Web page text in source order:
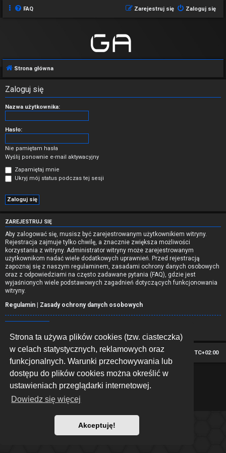
Strona ta używa plików cookies (tzw. ciasteczka)
w celach statystycznych, reklamowych oraz
funkcjonalnych. Warunki przechowywania lub
dostępu do plików cookies można określić w
ustawieniach przeglądarki internetowej.
Dowiedz się więcej
Akceptuję!
FAQ Zaloguj się
Zarejestruj się
Strona główna
Zaloguj się
Nazwa użytkownika:
Hasło:
Nie pamiętam hasła
Wyślij ponownie e-mail aktywacyjny
Zapamiętaj mnie
Ukryj mój status podczas tej sesji
ZAREJESTRUJ SIĘ
Aby zalogować się, musisz być zarejestrowanym użytkownikiem witryny.
Rejestracja zajmuje tylko chwilę, a znacznie zwiększa możliwości
korzystania z witryny. Administrator witryny może zarejestrowanym
użytkownikom nadać wiele dodatkowych uprawnień. Przed rejestracją
zapoznaj się z naszym regulaminem, zasadami ochrony danych osobowych
oraz z odpowiedziami na często zadawane pytania (FAQ), gdzie jest
wyjaśnionych wiele podstawowych zagadnień dotyczących funkcjonowania
witryny.
Regulamin | Zasady ochrony danych osobowych
Strona główna Strefa czasowa UTC+02:00
*Hexagon style byMannixMD
Technologię dostarczaphpBB® Forum Software © phpBB Limited
Polski pakiet językowy dostarcza
Zasady ochrony danych osobowych